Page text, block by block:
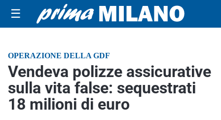
☰
OPERAZIONE DELLA GDF
Vendeva polizze assicurative
sulla vita false: sequestrati
18 milioni di euro